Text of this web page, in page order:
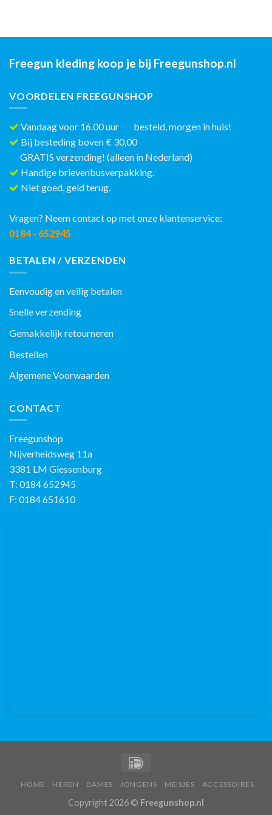
Freegun kleding koop je bij Freegunshop.nl
VOORDELEN FREEGUNSHOP
Vandaag voor 16.00 uur besteld, morgen in huis!
Bij besteding boven € 30,00
GRATIS verzending! (alleen in Nederland)
Handige brievenbusverpakking.
Niet goed, geld terug.
Vragen? Neem contact op met onze klantenservice:
0184 - 652945
BETALEN / VERZENDEN
Eenvoudig en veilig betalen
Snelle verzending
Gemakkelijk retourneren
Bestellen
Algemene Voorwaarden
CONTACT
Freegunshop
Nijverheidsweg 11a
3381 LM Giessenburg
T: 0184 652945
F: 0184 651610
HOME HEREN DAMES JONGENS MEISJES ACCESSOIRES
Copyright 2026 © Freegunshop.nl